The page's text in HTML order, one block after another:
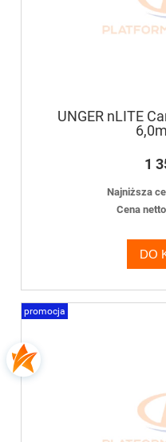
UNGER nLITE
1
Najniższa
Cena
DO
promocja